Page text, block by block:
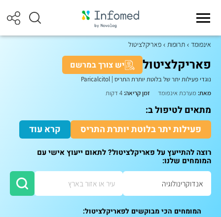
אינפומד תרופות פאריקלציטול
פאריקלציטול יש צורך במרשם
נוגדי פעילות יתר של בלוטת יותרת התריס Paricalcitol
מאת: מערכת אינפומד זמן קריאה:
מתאים לטיפול ב:
פעילות יתר בלוטת יותרת התריס
קרא עוד
רוצה להתייעץ על פאריקלציטול? לתאום ייעוץ אישי עם
המומחים שלנו:
המומחים הכי מבוקשים לפאריקלציטול: